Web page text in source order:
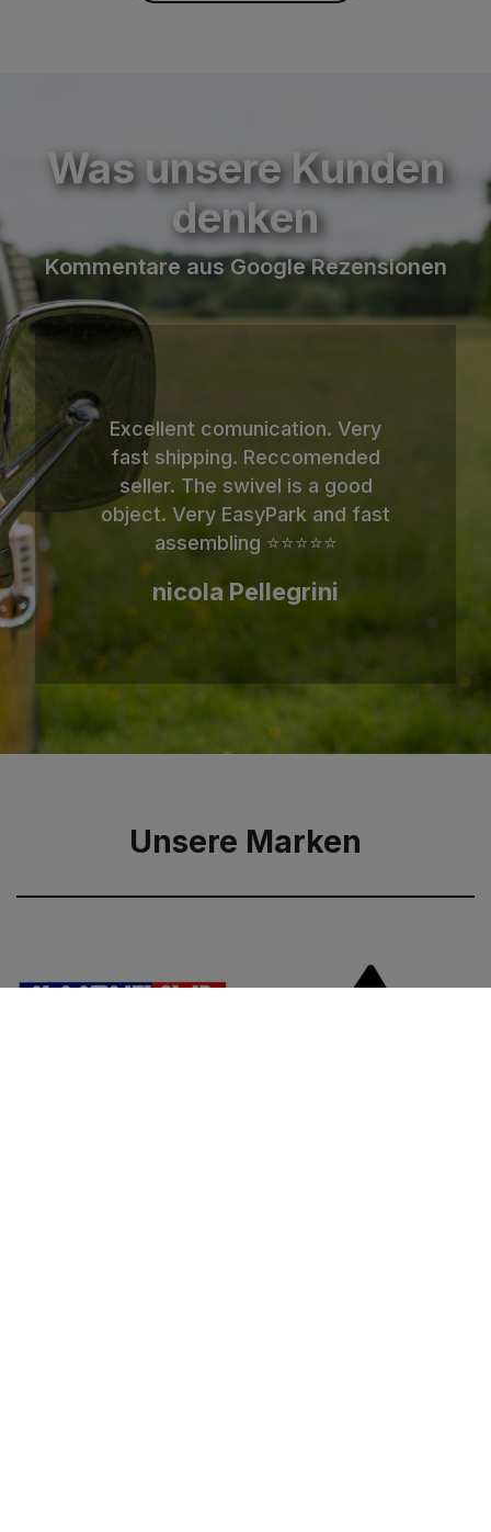
Was unsere Kunden
denken
Kommentare aus Google Rezensionen
Excellent comunication. Very
fast shipping. Reccomended
seller. The swivel is a good
object. Very EasyPark and fast
assembling ⭐️⭐️⭐️⭐️⭐️
nicola Pellegrini
Einfach klasse! Im Onlineshop
bestellt und wenige Tage später
die Ware erhalten. Preis
unschlagbar! ⭐️⭐️⭐️⭐️⭐️
Andre Geyer
Unsere Marken